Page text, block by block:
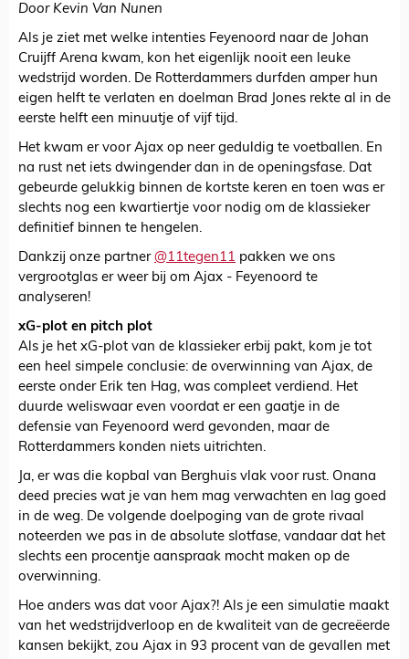
Door Kevin Van Nunen
Als je ziet met welke intenties Feyenoord naar de Johan
Cruijff Arena kwam, kon het eigenlijk nooit een leuke
wedstrijd worden. De Rotterdammers durfden amper hun
eigen helft te verlaten en doelman Brad Jones rekte al in de
eerste helft een minuutje of vijf tijd.
Het kwam er voor Ajax op neer geduldig te voetballen. En
na rust net iets dwingender dan in de openingsfase. Dat
gebeurde gelukkig binnen de kortste keren en toen was er
slechts nog een kwartiertje voor nodig om de klassieker
definitief binnen te hengelen.
Dankzij onze partner @11tegen11 pakken we ons
vergrootglas er weer bij om Ajax - Feyenoord te
analyseren!
xG-plot en pitch plot
Als je het xG-plot van de klassieker erbij pakt, kom je tot
een heel simpele conclusie: de overwinning van Ajax, de
eerste onder Erik ten Hag, was compleet verdiend. Het
duurde weliswaar even voordat er een gaatje in de
defensie van Feyenoord werd gevonden, maar de
Rotterdammers konden niets uitrichten.
Ja, er was die kopbal van Berghuis vlak voor rust. Onana
deed precies wat je van hem mag verwachten en lag goed
in de weg. De volgende doelpoging van de grote rivaal
noteerden we pas in de absolute slotfase, vandaar dat het
slechts een procentje aanspraak mocht maken op de
overwinning.
Hoe anders was dat voor Ajax?! Als je een simulatie maakt
van het wedstrijdverloop en de kwaliteit van de gecreëerde
kansen bekijkt, zou Ajax in 93 procent van de gevallen met